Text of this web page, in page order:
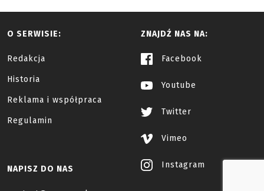
O SERWISIE:
Redakcja
Historia
Reklama i współpraca
Regulamin
ZNAJDŹ NAS NA:
Facebook
Youtube
Twitter
Vimeo
Instagram
NAPISZ DO NAS